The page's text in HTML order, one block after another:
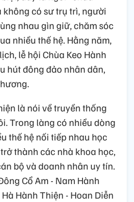
không có sư trụ trì, người
nhau gìn giữ, chăm sóc
nhiều thế hệ. Hằng năm,
lễ hội Chùa Keo Hành
hút đông đảo nhân dân,
là nói về truyền thống
Trong làng có nhiều dòng
thế hệ nối tiếp nhau học
thành các nhà khoa học,
bộ và doanh nhân uy tín.
Cổ Am - Nam Hành
Hành Thiện - Hoan Diễn